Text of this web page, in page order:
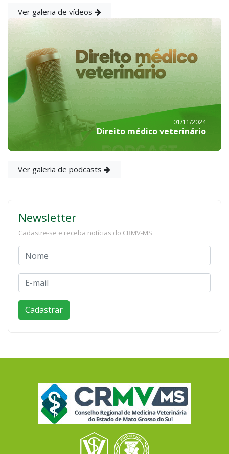
Ver galeria de vídeos
01/11/2024
Direito médico veterinário
Ver galeria de podcasts
Newsletter
Cadastre-se e receba notícias do CRMV-MS